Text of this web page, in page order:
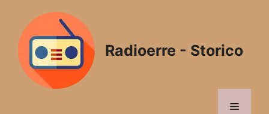
contenuto
Radioerre - Storico
Menu